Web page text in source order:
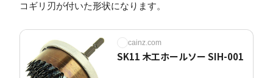
コギリ刃が付いた形状になります。
cainz.com
SK11 木工ホールソー SIH-001